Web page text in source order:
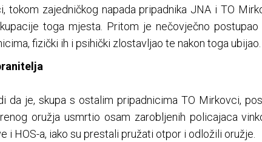
tokom zajedničkog napada pripadnika JNA i TO
toga mjesta. Pritom je nečovječno postupao
fizički ih i psihički zlostavljao te nakon toga ubijao.
da je, skupa s ostalim pripadnicima TO Mirkovci,
oružja usmrtio osam zarobljenih policajaca
i HOS-a, iako su prestali pružati otpor i odložili oružje.